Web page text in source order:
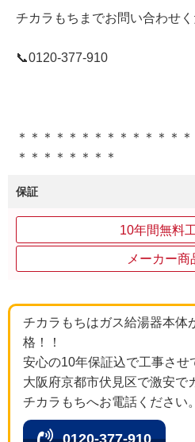
チカラもちまでお問い合わせく
📞0120-377-910
＊＊＊＊＊＊＊＊＊＊＊＊＊
＊＊＊＊＊＊＊＊
保証
10年間無料
メーカー商
チカラもちはガス給湯器本体
格！！
安心の10年保証込で工事させ
大阪府京都市伏見区で激安で
チカラもちへお電話ください。